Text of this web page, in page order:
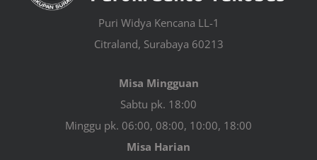
Puri Widya Kencana LL-1
Citraland, Surabaya 60213
Misa Mingguan
Sabtu pk. 18:00
Minggu pk. 06:00, 08:00, 10:00, 18:00
Misa Harian